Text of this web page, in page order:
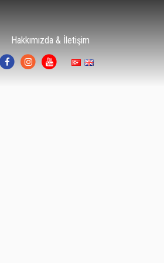
Hakkımızda & İletişim